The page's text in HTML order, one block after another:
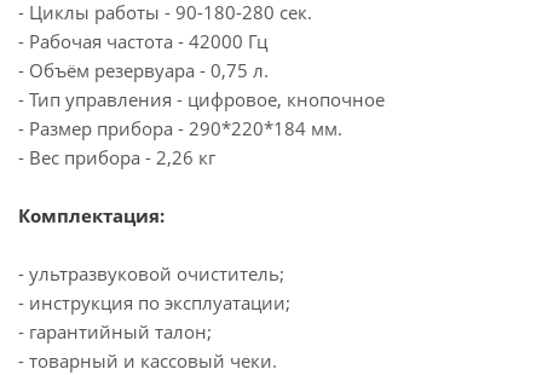
- Циклы работы - 90-180-280 сек.
- Рабочая частота - 42000 Гц
- Объём резервуара - 0,75 л.
- Тип управления - цифровое, кнопочное
- Размер прибора - 290*220*184 мм.
- Вес прибора - 2,26 кг
Комплектация:
- ультразвуковой очиститель;
- инструкция по эксплуатации;
- гарантийный талон;
- товарный и кассовый чеки.